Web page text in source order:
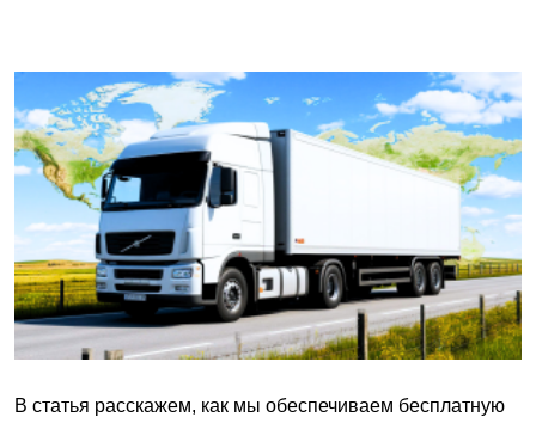
В статья расскажем, как мы обеспечиваем бесплатную